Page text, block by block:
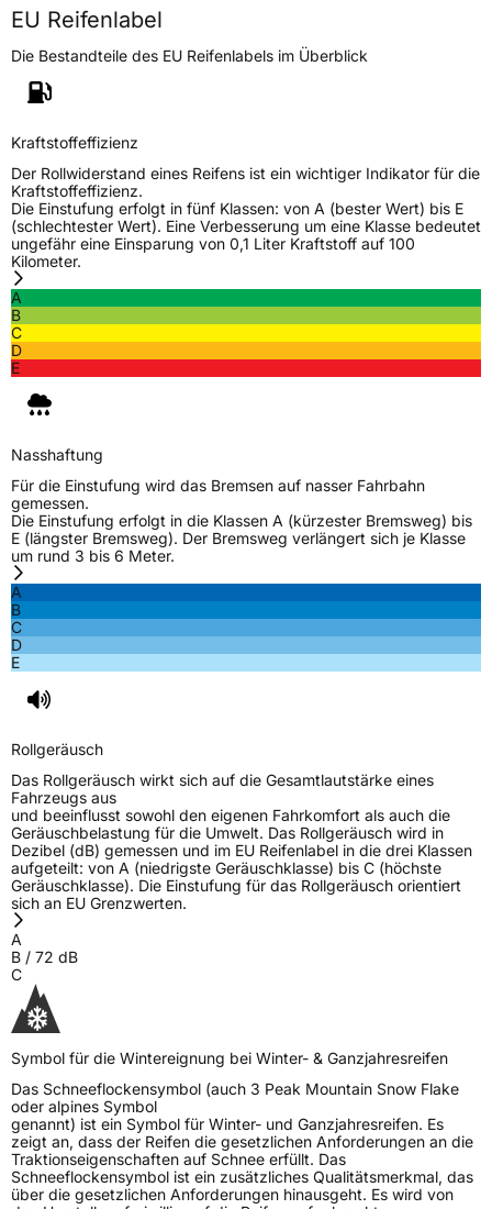
EU Reifenlabel
Die Bestandteile des EU Reifenlabels im Überblick
Kraftstoffeffizienz
Der Rollwiderstand eines Reifens ist ein wichtiger Indikator für die
Kraftstoffeffizienz.
Die Einstufung erfolgt in fünf Klassen: von A (bester Wert) bis E
(schlechtester Wert). Eine Verbesserung um eine Klasse bedeutet
ungefähr eine Einsparung von 0,1 Liter Kraftstoff auf 100
Kilometer.
A
B
C
D
E
Nasshaftung
Für die Einstufung wird das Bremsen auf nasser Fahrbahn
gemessen.
Die Einstufung erfolgt in die Klassen A (kürzester Bremsweg) bis
E (längster Bremsweg). Der Bremsweg verlängert sich je Klasse
um rund 3 bis 6 Meter.
A
B
C
D
E
Rollgeräusch
Das Rollgeräusch wirkt sich auf die Gesamtlautstärke eines
Fahrzeugs aus
und beeinflusst sowohl den eigenen Fahrkomfort als auch die
Geräuschbelastung für die Umwelt. Das Rollgeräusch wird in
Dezibel (dB) gemessen und im EU Reifenlabel in die drei Klassen
aufgeteilt: von A (niedrigste Geräuschklasse) bis C (höchste
Geräuschklasse). Die Einstufung für das Rollgeräusch orientiert
sich an EU Grenzwerten.
A
B / 72 dB
C
Symbol für die Wintereignung bei Winter- & Ganzjahresreifen
Das Schneeflockensymbol (auch 3 Peak Mountain Snow Flake
oder alpines Symbol
genannt) ist ein Symbol für Winter- und Ganzjahresreifen. Es
zeigt an, dass der Reifen die gesetzlichen Anforderungen an die
Traktionseigenschaften auf Schnee erfüllt. Das
Schneeflockensymbol ist ein zusätzliches Qualitätsmerkmal, das
über die gesetzlichen Anforderungen hinausgeht. Es wird von